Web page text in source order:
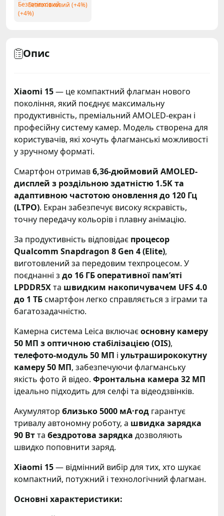
Безготівковий (+4%)
Опис
Xiaomi 15— це компактний флагман нового
покоління, який поєднує максимальну
продуктивність, преміальний AMOLED-екран і
професійну систему камер. Модель створена для
користувачів, які хочуть флагманські можливості
у зручному форматі.
Смартфон отримав6,36-дюймовий AMOLED-
дисплей з роздільною здатністю 1.5K та
адаптивною частотою оновлення до 120 Гц
(LTPO). Екран забезпечує високу яскравість,
точну передачу кольорів і плавну анімацію.
За продуктивність відповідає процесор
Qualcomm Snapdragon 8 Gen 4 (Elite),
виготовлений за передовим техпроцесом. У
поєднанні з до 16 ГБ оперативної пам’яті
LPDDR5Xта швидким накопичувачем UFS 4.0
до 1 ТБсмартфон легко справляється з іграми та
багатозадачністю.
Камерна система Leica включаєосновну камеру
50 МП з оптичною стабілізацією (OIS),
телефото-модуль 50 МП і ультраширококутну
камеру 50 МП, забезпечуючи флагманську
якість фото й відео. Фронтальна камера 32 МП
ідеально підходить для селфі та відеодзвінків.
Акумулятор близько 5000 мА·год гарантує
тривалу автономну роботу, а швидка зарядка
90 Втта бездротова зарядка дозволяють
швидко поповнити заряд.
Xiaomi 15— відмінний вибір для тих, хто шукає
компактний, потужний і технологічний флагман.
Основні характеристики: